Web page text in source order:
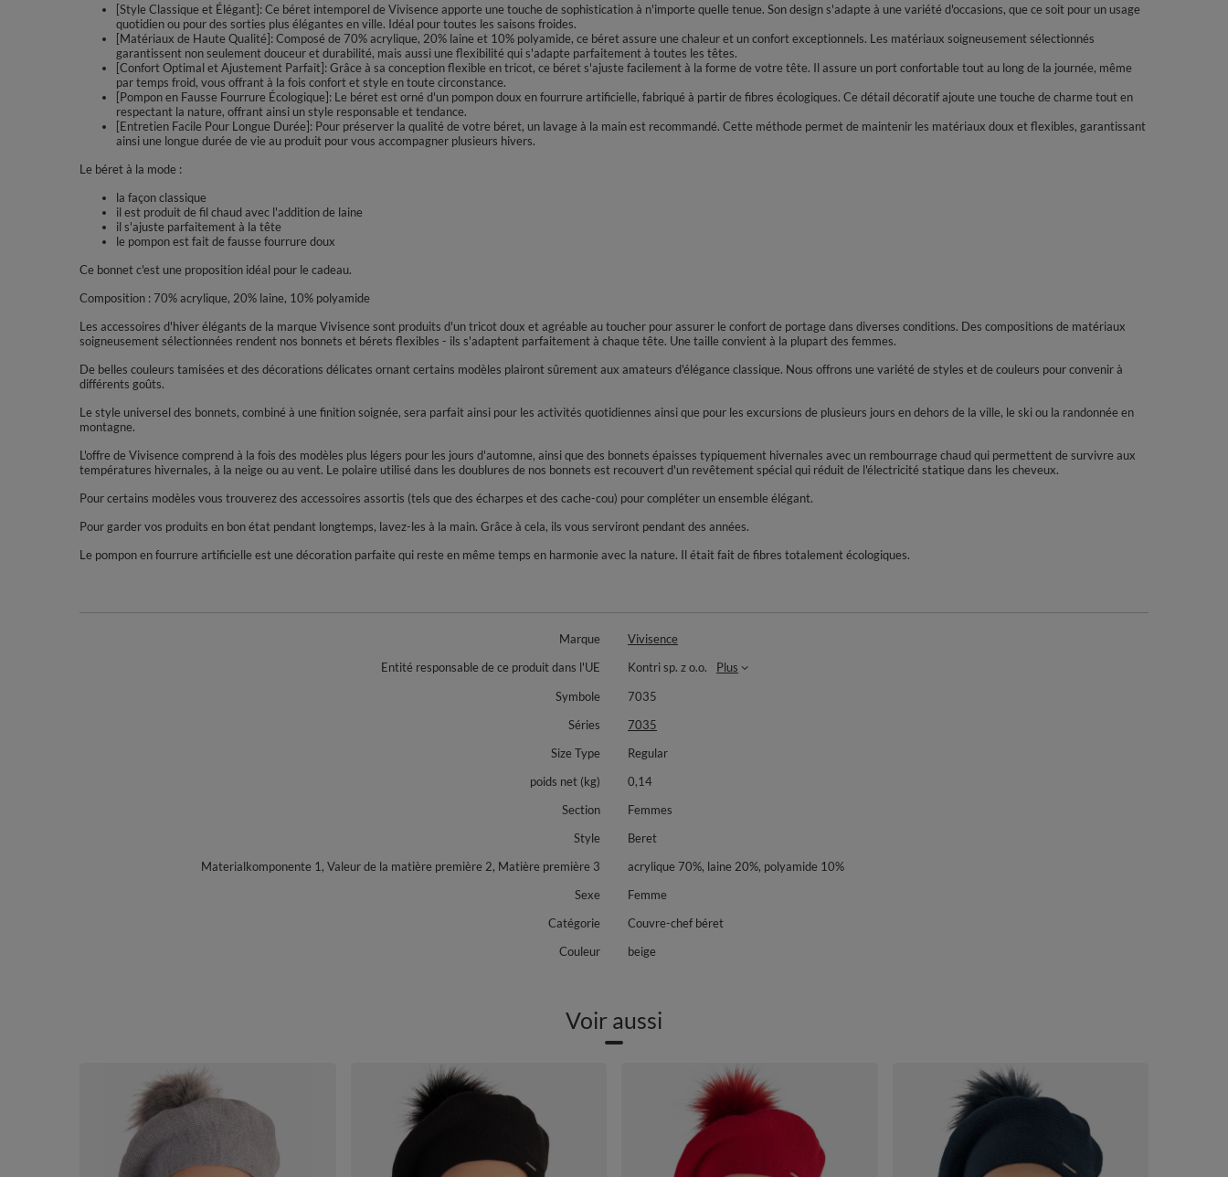
[Style Classique et Élégant]: Ce béret intemporel de Vivisence apporte une touche de sophistication à n'importe quelle tenue. Son design s'adapte à une variété d'occasions, que ce soit pour un usage
quotidien ou pour des sorties plus élégantes en ville. Idéal pour toutes les saisons froides.
[Matériaux de Haute Qualité]: Composé de 70% acrylique, 20% laine et 10% polyamide, ce béret assure une chaleur et un confort exceptionnels. Les matériaux soigneusement sélectionnés
garantissent non seulement douceur et durabilité, mais aussi une flexibilité qui s'adapte parfaitement à toutes les têtes.
[Confort Optimal et Ajustement Parfait]: Grâce à sa conception flexible en tricot, ce béret s'ajuste facilement à la forme de votre tête. Il assure un port confortable tout au long de la journée, même
par temps froid, vous offrant à la fois confort et style en toute circonstance.
[Pompon en Fausse Fourrure Écologique]: Le béret est orné d'un pompon doux en fourrure artificielle, fabriqué à partir de fibres écologiques. Ce détail décoratif ajoute une touche de charme tout en
respectant la nature, offrant ainsi un style responsable et tendance.
[Entretien Facile Pour Longue Durée]: Pour préserver la qualité de votre béret, un lavage à la main est recommandé. Cette méthode permet de maintenir les matériaux doux et flexibles, garantissant
ainsi une longue durée de vie au produit pour vous accompagner plusieurs hivers.
Le béret à la mode :
la façon classique
il est produit de fil chaud avec l'addition de laine
il s'ajuste parfaitement à la tête
le pompon est fait de fausse fourrure doux
Ce bonnet c'est une proposition idéal pour le cadeau.
Composition : 70% acrylique, 20% laine, 10% polyamide
Les accessoires d'hiver élégants de la marque Vivisence sont produits d'un tricot doux et agréable au toucher pour assurer le confort de portage dans diverses conditions. Des compositions de matériaux
soigneusement sélectionnées rendent nos bonnets et bérets flexibles - ils s'adaptent parfaitement à chaque tête. Une taille convient à la plupart des femmes.
De belles couleurs tamisées et des décorations délicates ornant certains modèles plairont sûrement aux amateurs d'élégance classique. Nous offrons une variété de styles et de couleurs pour convenir à
différents goûts.
Le style universel des bonnets, combiné à une finition soignée, sera parfait ainsi pour les activités quotidiennes ainsi que pour les excursions de plusieurs jours en dehors de la ville, le ski ou la randonnée en
montagne.
L'offre de Vivisence comprend à la fois des modèles plus légers pour les jours d'automne, ainsi que des bonnets épaisses typiquement hivernales avec un rembourrage chaud qui permettent de survivre aux
températures hivernales, à la neige ou au vent. Le polaire utilisé dans les doublures de nos bonnets est recouvert d'un revêtement spécial qui réduit de l'électricité statique dans les cheveux.
Pour certains modèles vous trouverez des accessoires assortis (tels que des écharpes et des cache-cou) pour compléter un ensemble élégant.
Pour garder vos produits en bon état pendant longtemps, lavez-les à la main. Grâce à cela, ils vous serviront pendant des années.
Le pompon en fourrure artificielle est une décoration parfaite qui reste en même temps en harmonie avec la nature. Il était fait de fibres totalement écologiques.
Marque
Vivisence
Entité responsable de ce produit dans l'UE
Kontri sp. z o.o.
Plus
Symbole
7035
Séries
7035
Size Type
Regular
poids net (kg)
0,14
Section
Femmes
Style
Beret
Materialkomponente 1, Valeur de la matière première 2, Matière première 3
acrylique 70%, laine 20%, polyamide 10%
Sexe
Femme
Catégorie
Couvre-chef béret
Couleur
beige
Voir aussi